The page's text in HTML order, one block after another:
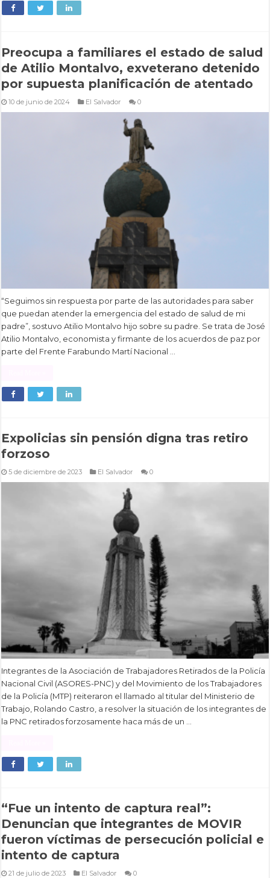
Preocupa a familiares el estado de salud
de Atilio Montalvo, exveterano detenido
por supuesta planificación de atentado
10 de junio de 2024 El Salvador 0
“Seguimos sin respuesta por parte de las autoridades para saber
que puedan atender la emergencia del estado de salud de mi
padre”, sostuvo Atilio Montalvo hijo sobre su padre. Se trata de José
Atilio Montalvo, economista y firmante de los acuerdos de paz por
parte del Frente Farabundo Martí Nacional …
Expolicias sin pensión digna tras retiro
forzoso
5 de diciembre de 2023 El Salvador 0
Integrantes de la Asociación de Trabajadores Retirados de la Policía
Nacional Civil (ASORES-PNC) y del Movimiento de los Trabajadores
de la Policía (MTP) reiteraron el llamado al titular del Ministerio de
Trabajo, Rolando Castro, a resolver la situación de los integrantes de
la PNC retirados forzosamente haca más de un …
“Fue un intento de captura real”:
Denuncian que integrantes de MOVIR
fueron víctimas de persecución policial e
intento de captura
21 de julio de 2023 El Salvador 0